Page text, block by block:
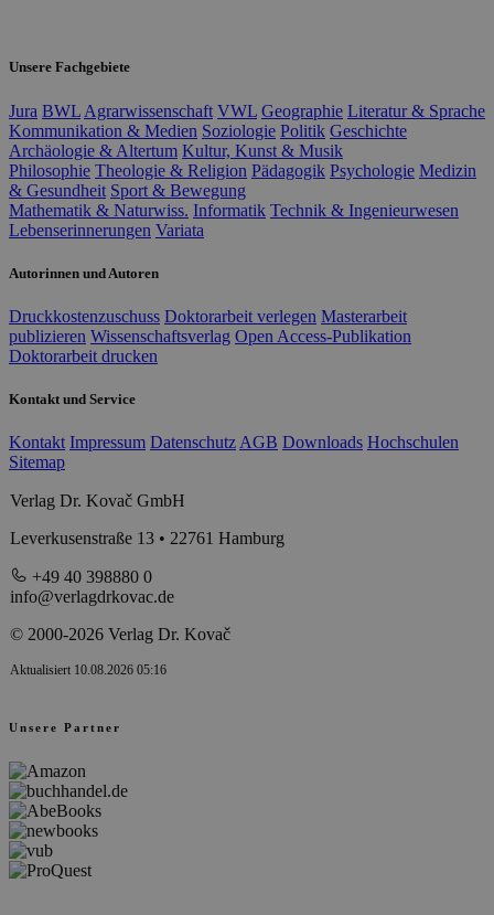
Unsere Fachgebiete
Jura BWL Agrarwissenschaft VWL Geographie Literatur & Sprache
Kommunikation & Medien Soziologie Politik Geschichte
Archäologie & Altertum Kultur, Kunst & Musik
Philosophie Theologie & Religion Pädagogik Psychologie Medizin
& Gesundheit Sport & Bewegung
Mathematik & Naturwiss. Informatik Technik & Ingenieurwesen
Lebenserinnerungen Variata
Autorinnen und Autoren
Druckkostenzuschuss Doktorarbeit verlegen Masterarbeit
publizieren Wissenschaftsverlag Open Access-Publikation
Doktorarbeit drucken
Kontakt und Service
Kontakt Impressum Datenschutz AGB Downloads Hochschulen
Sitemap
Verlag Dr. Kovač GmbH
Leverkusenstraße 13 • 22761 Hamburg
+49 40 398880 0
info@verlagdrkovac.de
© 2000-2026 Verlag Dr. Kovač
Aktualisiert 10.08.2026 05:16
Unsere Partner